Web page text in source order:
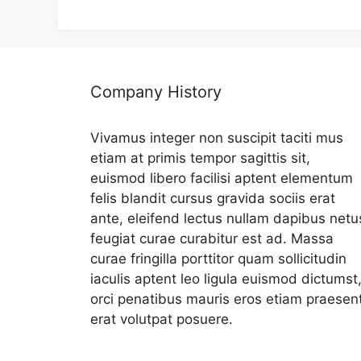
Company History
Vivamus integer non suscipit taciti mus
etiam at primis tempor sagittis sit,
euismod libero facilisi aptent elementum
felis blandit cursus gravida sociis erat
ante, eleifend lectus nullam dapibus
feugiat curae curabitur est ad. Massa
curae fringilla porttitor quam sollicitudin
iaculis aptent leo ligula euismod dictumst,
orci penatibus mauris eros etiam
erat volutpat posuere.